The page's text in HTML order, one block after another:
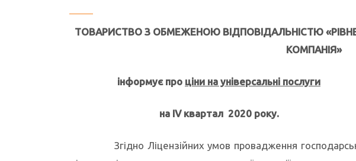
ТОВАРИСТВО З ОБМЕЖЕНОЮ ВІДПОВІДАЛЬНІСТЮ
КОМПАНІЯ»
інформує про ціни на універсальні послуги
на IV квартал 2020 року.
Згідно Ліцензійних умов провадження